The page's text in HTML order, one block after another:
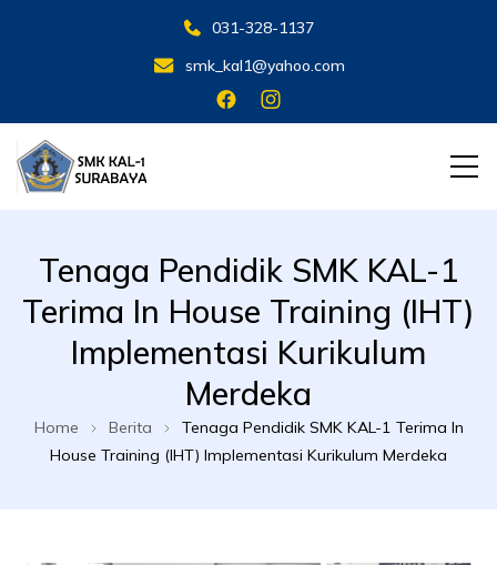
031-328-1137
smk_kal1@yahoo.com
Tenaga Pendidik SMK KAL-1
Terima In House Training (IHT)
Implementasi Kurikulum
Merdeka
Home Berita
Tenaga Pendidik SMK KAL-1 Terima In
House Training (IHT) Implementasi Kurikulum Merdeka